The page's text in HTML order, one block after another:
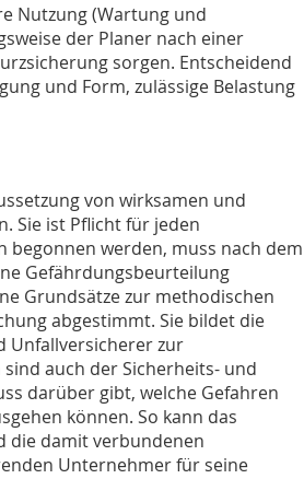
Nutzung (Wartung und
der Planer nach einer
sorgen. Entscheidend
und Form, zulässige Belastung
von wirksamen und
Sie ist Pflicht für jeden
werden, muss nach dem
Gefährdungsbeurteilung
Grundsätze zur methodischen
abgestimmt. Sie bildet die
Unfallversicherer zur
auch der Sicherheits- und
darüber gibt, welche Gefahren
können. So kann das
die damit verbundenen
Unternehmer für seine